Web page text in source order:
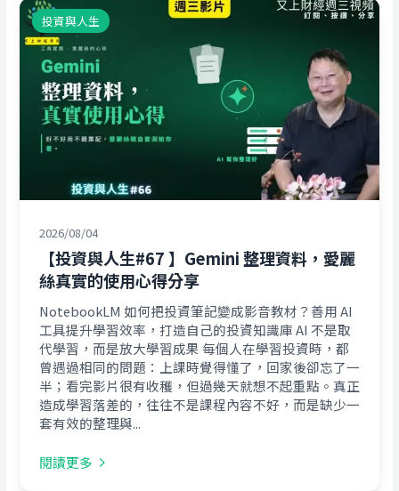
投資與人生
2026/08/04
【投資與人生#67 】Gemini 整理資料，愛麗
絲真實的使用心得分享
NotebookLM 如何把投資筆記變成影音教材？善用 AI
工具提升學習效率，打造自己的投資知識庫 AI 不是取
代學習，而是放大學習成果 每個人在學習投資時，都
曾遇過相同的問題：上課時覺得懂了，回家後卻忘了一
半；看完影片很有收穫，但過幾天就想不起重點。真正
造成學習落差的，往往不是課程內容不好，而是缺少一
套有效的整理與...
閱讀更多